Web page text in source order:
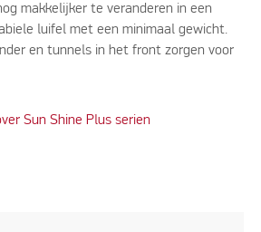
makkelijker te veranderen in een
luifel met een minimaal gewicht.
en tunnels in het front zorgen voor
Sun Shine Plus serien